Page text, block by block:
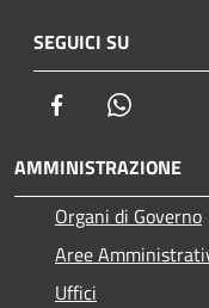
SEGUICI SU
Facebook
AMMINISTRAZIONE
Organi di Governo
Aree
Uffici